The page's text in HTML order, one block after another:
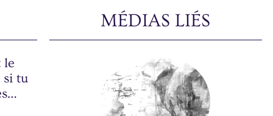
le
si tu
MÉDIAS LIÉS